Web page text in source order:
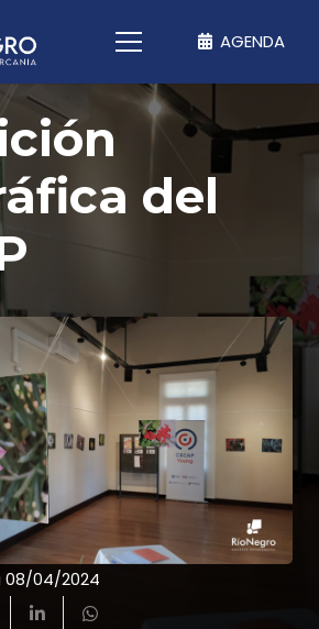
AGENDA
del
08/04/2024